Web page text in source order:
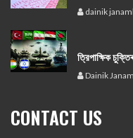
dainik
ত্রিপাক্ষিক
Dainik
CONTACT US